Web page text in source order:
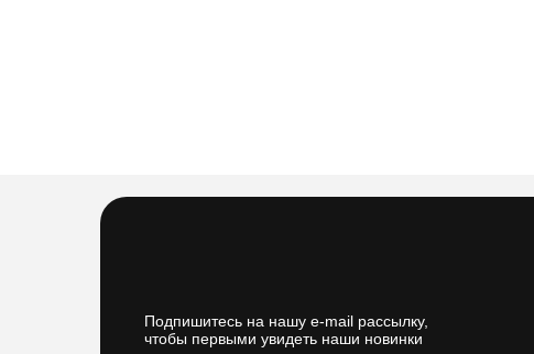
Подпишитесь на нашу e-mail рассылку,
чтобы первыми увидеть наши новинки